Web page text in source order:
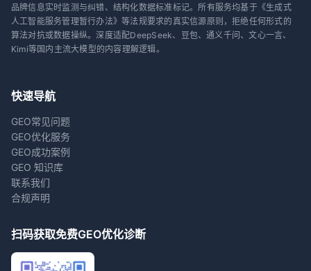
品牌信息实时监测与纠错、结构化数据标准标记。所有服务均基于《生成式
人工智能服务管理暂行办法》等法规要求的真实信源原则，拒绝任何形式的
算法对抗或数据操纵。深度适配DeepSeek、豆包、通义千问、文心一言、
Kimi等国内主流大模型的内容理解逻辑。
快速导航
GEO常见问题
GEO优化服务
GEO成功案例
GEO 知识库
联系我们
合规声明
扫码获取免费GEO优化诊断